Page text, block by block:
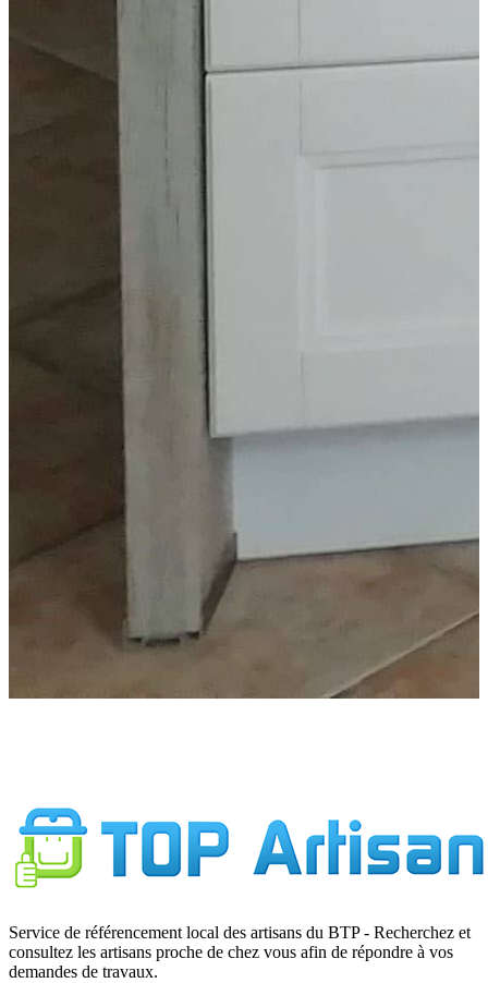
Service de référencement local des artisans du BTP - Recherchez et
consultez les artisans proche de chez vous afin de répondre à vos
demandes de travaux.